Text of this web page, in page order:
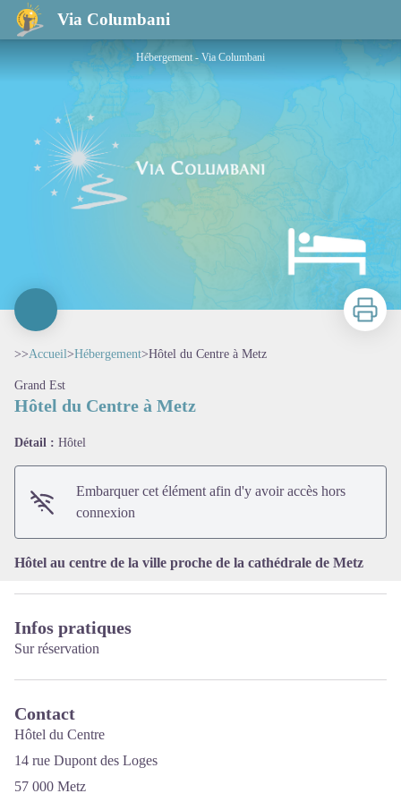
Via Columbani
Hôtel du Centre à Metz
Hébergement - Via Columbani
Imprimer
>>Accueil>Hébergement>Hôtel du Centre à Metz
Grand Est
Hôtel du Centre à Metz
Détail : Hôtel
Embarquer cet élément afin d'y avoir accès hors
connexion
Hôtel au centre de la ville proche de la cathédrale de Metz
Infos pratiques
Sur réservation
Contact
Hôtel du Centre
14 rue Dupont des Loges
57 000 Metz